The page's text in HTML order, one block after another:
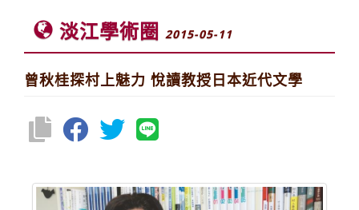
淡江學術圈 2015-05-11
曾秋桂探村上魅力 悅讀教授日本近代文學